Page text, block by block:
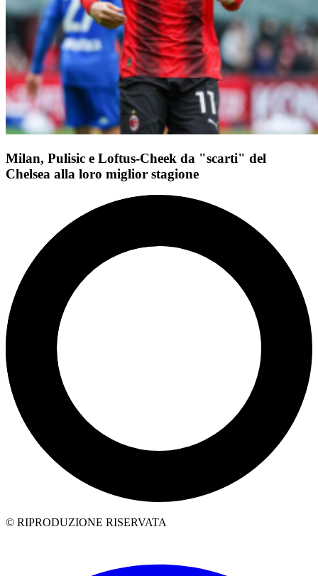
Milan, Pulisic e Loftus-Cheek da "scarti" del
Chelsea alla loro miglior stagione
© RIPRODUZIONE RISERVATA